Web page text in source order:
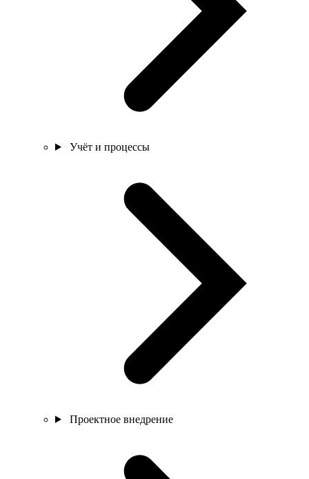
Учёт и процессы
Проектное внедрение